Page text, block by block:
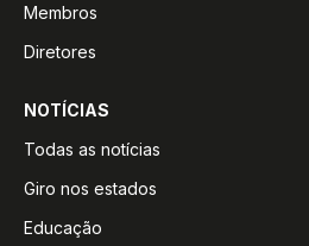
Membros
Diretores
NOTÍCIAS
Todas as notícias
Giro nos estados
Educação